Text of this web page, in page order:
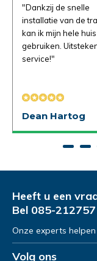
"Dankzij de snelle
installatie van de
kan ik mijn hele
gebruiken.
service!"
Dean Hartog
Heeft u een
Bel 085-
Onze experts
Volg ons
Proefrit
Naam*
Emailadres
Gratis
Naam*
Emailadres
Product Naam
Opmerkingen